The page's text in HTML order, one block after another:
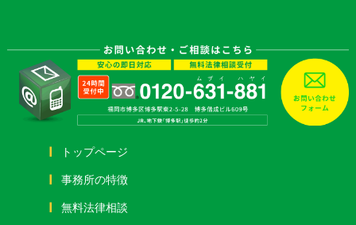
トップページ
事務所の特徴
無料法律相談